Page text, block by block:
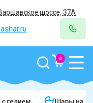
шоссе, 37А
0